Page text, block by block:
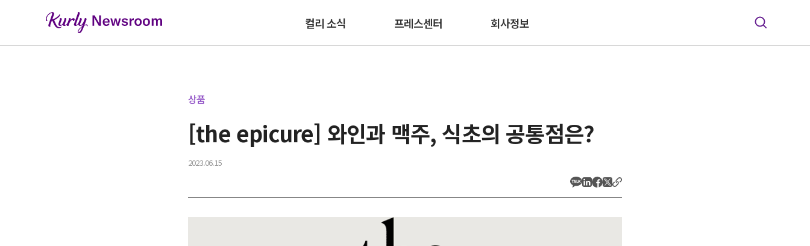
컬리 소식 프레스센터 회사정보
상품
[the epicure] 와인과 맥주, 식초의 공통점은?
2023.06.15